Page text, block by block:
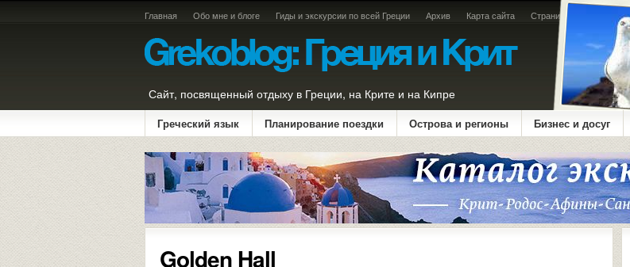
Главная Обо мне и блоге Гиды и экскурсии по всей Греции Архив Карта сайта Страница оплаты
Сайт, посвященный отдыху в Греции, на Крите и на Кипре
Греческий язык Планирование поездки Острова и регионы Бизнес и досуг
Golden Hall